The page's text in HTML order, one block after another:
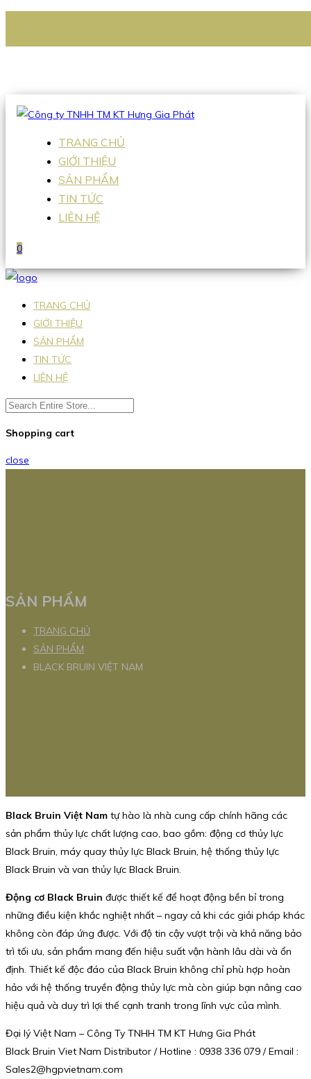
Hotline:0938 336 079
TRANG CHỦ
GIỚI THIỆU
SẢN PHẨM
TIN TỨC
LIÊN HỆ
0
TRANG CHỦ
GIỚI THIỆU
SẢN PHẨM
TIN TỨC
LIÊN HỆ
Shopping cart
close
SẢN PHẨM
TRANG CHỦ
SẢN PHẨM
BLACK BRUIN VIỆT NAM
Black Bruin Việt Nam tự hào là nhà cung cấp chính hãng các
sản phẩm thủy lực chất lượng cao, bao gồm: động cơ thủy lực
Black Bruin, máy quay thủy lực Black Bruin, hệ thống thủy lực
Black Bruin và van thủy lực Black Bruin.
Động cơ Black Bruin được thiết kế để hoạt động bền bỉ trong
những điều kiện khắc nghiệt nhất – ngay cả khi các giải pháp khác
không còn đáp ứng được. Với độ tin cậy vượt trội và khả năng bảo
trì tối ưu, sản phẩm mang đến hiệu suất vận hành lâu dài và ổn
định. Thiết kế độc đáo của Black Bruin không chỉ phù hợp hoàn
hảo với hệ thống truyền động thủy lực mà còn giúp bạn nâng cao
hiệu quả và duy trì lợi thế cạnh tranh trong lĩnh vực của mình.
Đại lý Việt Nam – Công Ty TNHH TM KT Hưng Gia Phát
Black Bruin Viet Nam Distributor / Hotline : 0938 336 079 / Email :
Sales2@hgpvietnam.com